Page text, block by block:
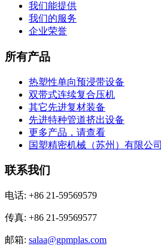
我们能提供
我们的服务
企业荣誉
所有产品
热塑性单向预浸带设备
双带式连续复合压机
其它先进复材装备
先进特种管道挤出设备
更多产品，请查看
国塑精密机械（苏州）有限公司
联系我们
电话: +86 21-59569579
传真: +86 21-59569577
邮箱: salaa@gpmplas.com